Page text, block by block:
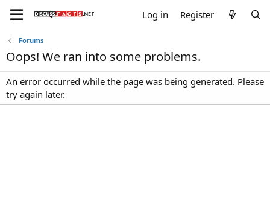
Log in Register
Forums
Oops! We ran into some problems.
An error occurred while the page was being generated. Please
try again later.